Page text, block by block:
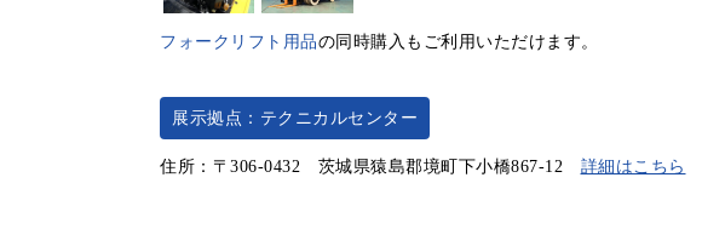
フォークリフト用品の同時購入もご利用いただけます。
展示拠点：テクニカルセンター
住所：〒306-0432 茨城県猿島郡境町下小橋867-12 詳細はこちら